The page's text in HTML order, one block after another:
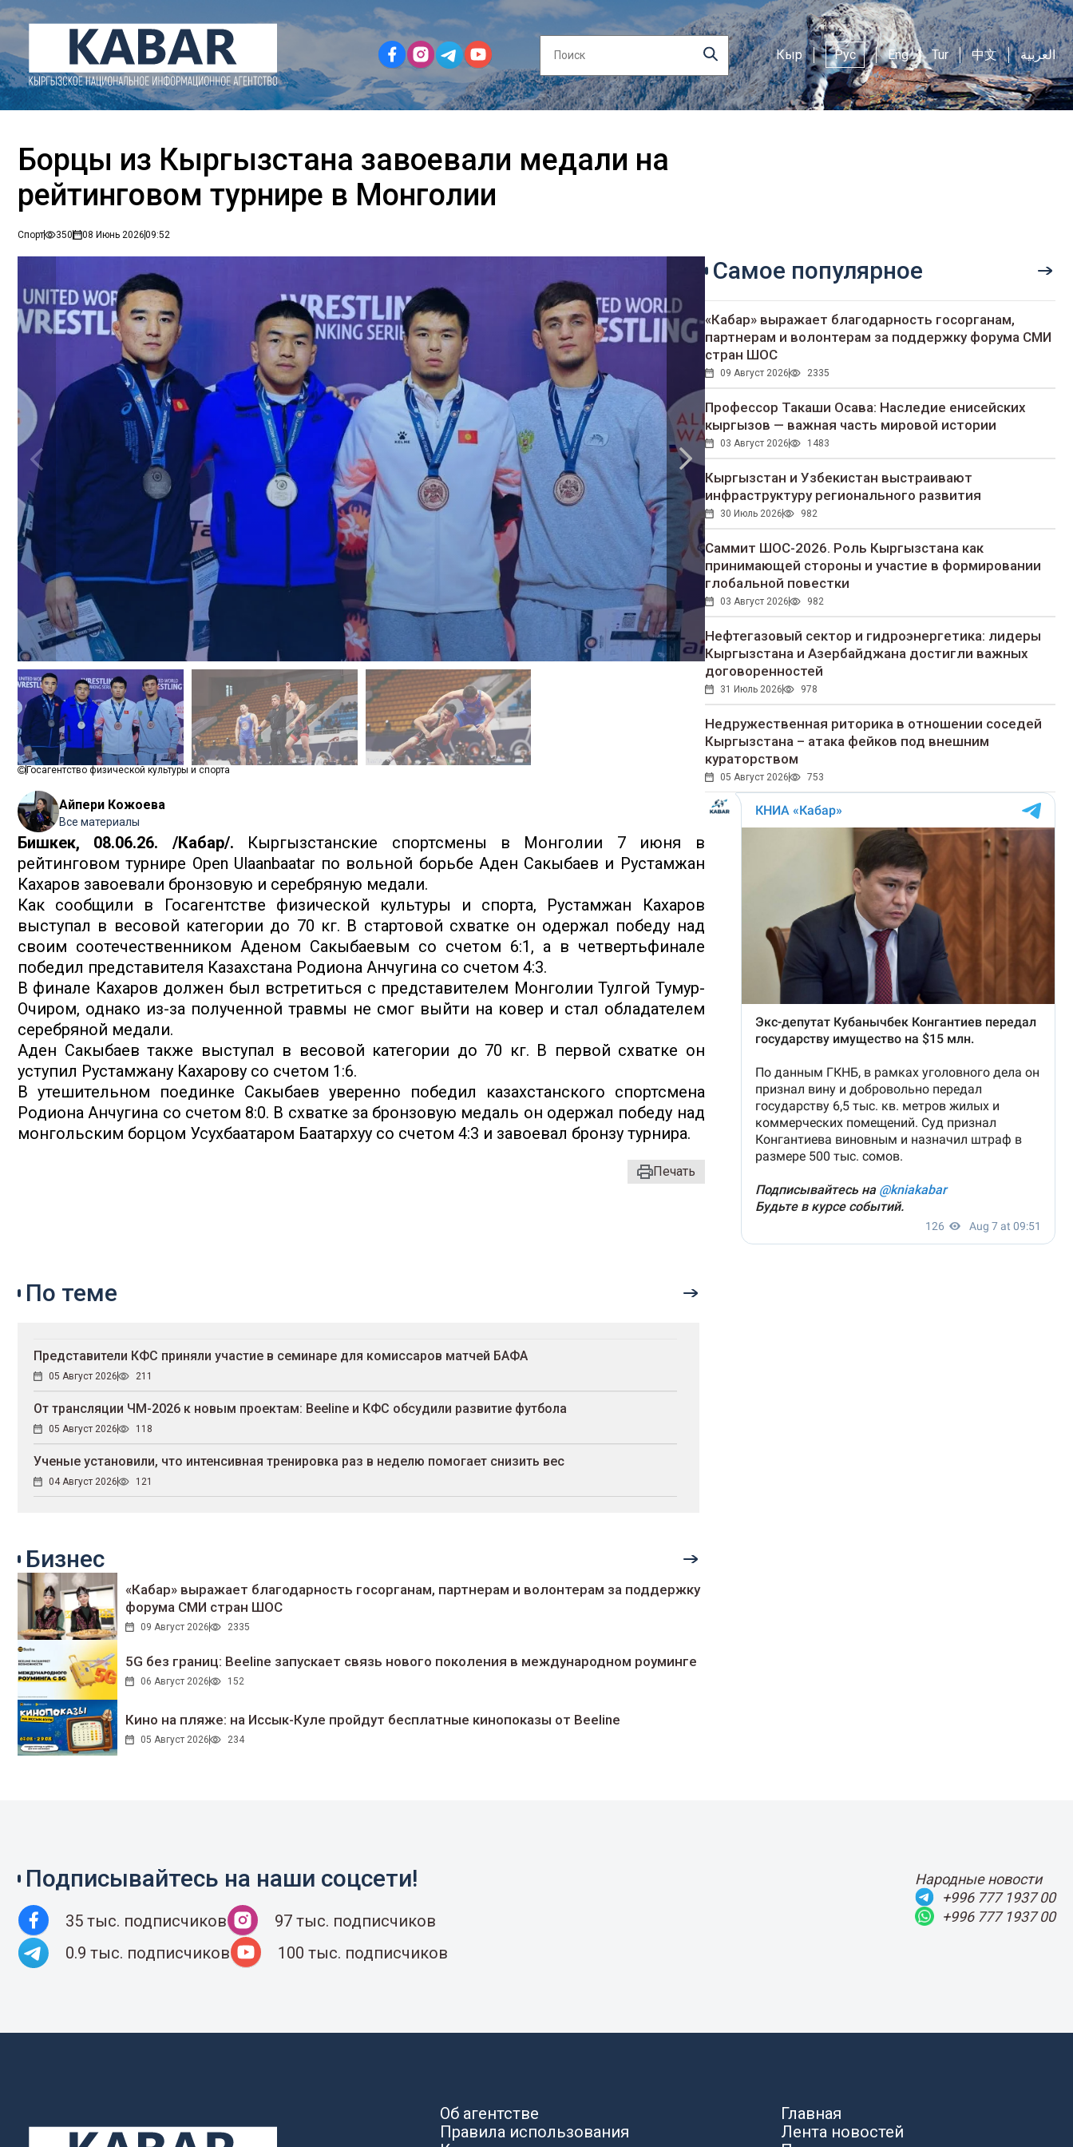
Кыр Рус Eng Tur 中文 العربية
Борцы из Кыргызстана завоевали медали на
рейтинговом турнире в Монголии
Спорт 350 08 Июнь 202609:52
Госагентство физической культуры и спорта
Айпери Кожоева
Все материалы
Бишкек, 08.06.26. /Кабар/. Кыргызстанские спортсмены в Монголии 7 июня в
рейтинговом турнире Open Ulaanbaatar по вольной борьбе Аден Сакыбаев и Рустамжан
Кахаров завоевали бронзовую и серебряную медали.
Как сообщили в Госагентстве физической культуры и спорта, Рустамжан Кахаров
выступал в весовой категории до 70 кг. В стартовой схватке он одержал победу над
своим соотечественником Аденом Сакыбаевым со счетом 6:1, а в четвертьфинале
победил представителя Казахстана Родиона Анчугина со счетом 4:3.
В финале Кахаров должен был встретиться с представителем Монголии Тулгой Тумур-
Очиром, однако из-за полученной травмы не смог выйти на ковер и стал обладателем
серебряной медали.
Аден Сакыбаев также выступал в весовой категории до 70 кг. В первой схватке он
уступил Рустамжану Кахарову со счетом 1:6.
В утешительном поединке Сакыбаев уверенно победил казахстанского спортсмена
Родиона Анчугина со счетом 8:0. В схватке за бронзовую медаль он одержал победу над
монгольским борцом Усухбаатаром Баатархуу со счетом 4:3 и завоевал бронзу турнира.
Печать
Самое популярное
«Кабар» выражает благодарность госорганам,
партнерам и волонтерам за поддержку форума СМИ
стран ШОС
09 Август 2026 2335
Профессор Такаши Осава: Наследие енисейских
кыргызов — важная часть мировой истории
03 Август 2026 1483
Кыргызстан и Узбекистан выстраивают
инфраструктуру регионального развития
30 Июль 2026 982
Саммит ШОС-2026. Роль Кыргызстана как
принимающей стороны и участие в формировании
глобальной повестки
03 Август 2026 982
Нефтегазовый сектор и гидроэнергетика: лидеры
Кыргызстана и Азербайджана достигли важных
договоренностей
31 Июль 2026 978
Недружественная риторика в отношении соседей
Кыргызстана – атака фейков под внешним
кураторством
05 Август 2026 753
По теме
Представители КФС приняли участие в семинаре для комиссаров матчей БАФА
05 Август 2026 211
От трансляции ЧМ-2026 к новым проектам: Beeline и КФС обсудили развитие футбола
05 Август 2026 118
Ученые установили, что интенсивная тренировка раз в неделю помогает снизить вес
04 Август 2026 121
Бизнес
«Кабар» выражает благодарность госорганам, партнерам и волонтерам за поддержку
форума СМИ стран ШОС
09 Август 2026 2335
5G без границ: Beeline запускает связь нового поколения в международном роуминге
06 Август 2026 152
Кино на пляже: на Иссык-Куле пройдут беcплатные кинопоказы от Beeline
05 Август 2026 234
Подписывайтесь на наши соцсети!
35 тыс. подписчиков
97 тыс. подписчиков
0.9 тыс. подписчиков
100 тыс. подписчиков
Народные новости
+996 777 1937 00
+996 777 1937 00
Об агентстве
Правила использования
Главная
Лента новостей